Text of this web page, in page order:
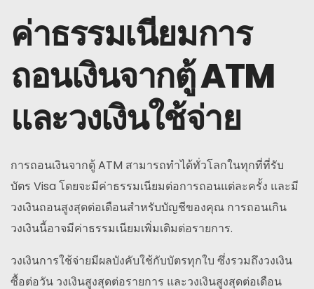
ค่าธรรมเนียมการ
ถอนเงินจากตู้ ATM
และวงเงินใช้จ่าย
การถอนเงินจากตู้ ATM สามารถทำได้ทั่วโลกในทุกที่ที่รับ
บัตร Visa โดยจะมีค่าธรรมเนียมต่อการถอนแต่ละครั้ง และมี
วงเงินถอนสูงสุดต่อเดือนสำหรับบัญชีของคุณ การถอนเกิน
วงเงินนี้อาจมีค่าธรรมเนียมเพิ่มเติมต่อรายการ.
วงเงินการใช้จ่ายมีผลบังคับใช้กับบัตรทุกใบ ซึ่งรวมถึงวงเงิน
ซื้อต่อวัน วงเงินสูงสุดต่อรายการ และวงเงินสูงสุดต่อเดือน